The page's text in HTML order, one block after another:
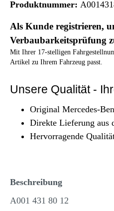
Produktnummer:
Als Kunde registrieren,
Verbaubarkeitsprüfung
Mit Ihrer 17-stelligen
Artikel zu Ihrem Fahrzeug passt.
Unsere Qualität -
Original Mercedes-
Direkte Lieferung aus
Hervorragende
Beschreibung
A001 431 80 12